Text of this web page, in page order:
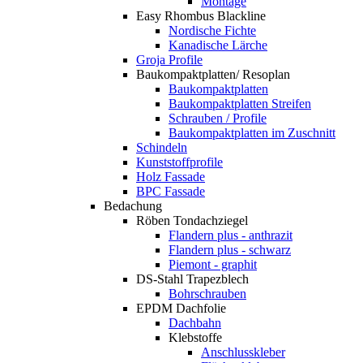
Easy Rhombus Blackline
Nordische Fichte
Kanadische Lärche
Groja Profile
Baukompaktplatten/ Resoplan
Baukompaktplatten
Baukompaktplatten Streifen
Schrauben / Profile
Baukompaktplatten im Zuschnitt
Schindeln
Kunststoffprofile
Holz Fassade
BPC Fassade
Bedachung
Röben Tondachziegel
Flandern plus - anthrazit
Flandern plus - schwarz
Piemont - graphit
DS-Stahl Trapezblech
Bohrschrauben
EPDM Dachfolie
Dachbahn
Klebstoffe
Anschlusskleber